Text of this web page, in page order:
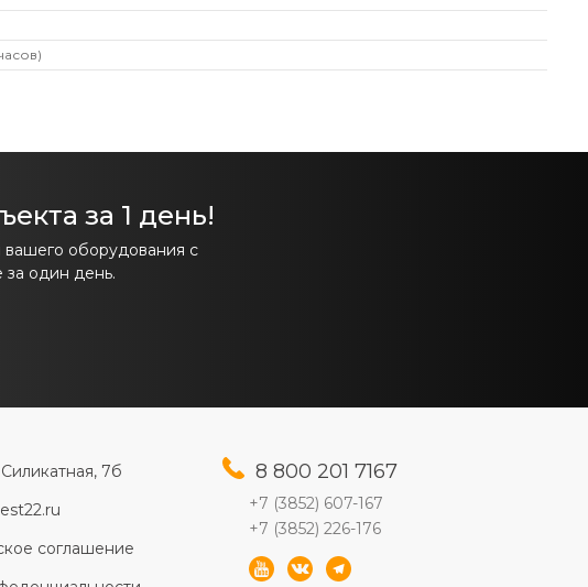
за 1 день!
вашего оборудования с
за один день.
7б
соглашение
8 800 201 7167
+7 (3852) 607-167
+7 (3852) 226-176